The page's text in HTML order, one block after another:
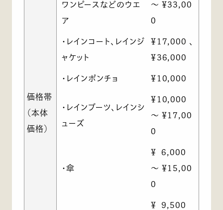
価格帯
（本体
価格）
ワンピースなどのウエ
ア
～ ￥33,00
0
・レインコート、レインジ
ャケット
￥17,000 、
￥36,000
・レインポンチョ ￥10,000
・レインブーツ、レインシ
ューズ
￥10,000
～ ￥17,00
0
・傘
￥ 6,000
～ ￥15,00
0
￥ 9,500